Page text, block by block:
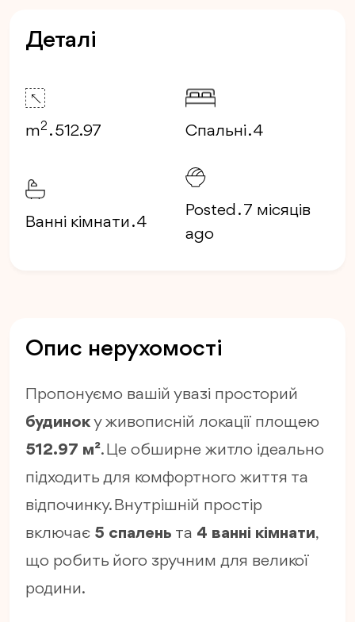
Деталі
m2 . 512.97 Спальні . 4
Ванні кімнати . 4
Posted . 7 місяців
ago
Опис нерухомості
Пропонуємо вашій увазі просторий
будиноку живописній локації площею
512.97 м². Це обширне житло ідеально
підходить для комфортного життя та
відпочинку. Внутрішній простір
включає 5 спалень та 4 ванні кімнати,
що робить його зручним для великої
родини.